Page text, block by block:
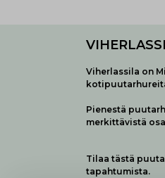
Viherlassila on
Pienestä
merkittävistä
Tilaa tästä
tapahtumista.